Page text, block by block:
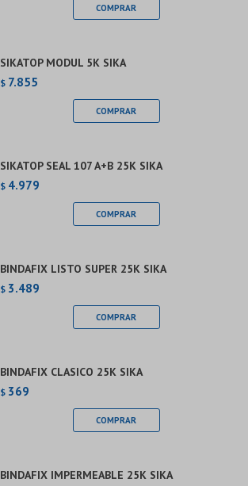
SIKATOP MODUL 5K SIKA
$ 7.855
SIKATOP SEAL 107 A+B 25K SIKA
$ 4.979
BINDAFIX LISTO SUPER 25K SIKA
$ 3.489
BINDAFIX CLASICO 25K SIKA
$ 369
BINDAFIX IMPERMEABLE 25K SIKA